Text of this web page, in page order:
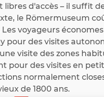
libres d'accès – il suffit
le Römermuseum
Les voyageurs
pour des visites
visite des zones
pour des visites en
normalement
de 1800 ans.